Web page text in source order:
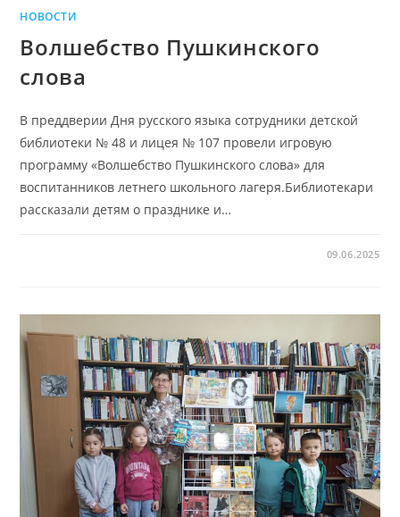
НОВОСТИ
Волшебство Пушкинского
слова
В преддверии Дня русского языка сотрудники детской
библиотеки № 48 и лицея № 107 провели игровую
программу «Волшебство Пушкинского слова» для
воспитанников летнего школьного лагеря.Библиотекари
рассказали детям о празднике и…
09.06.2025